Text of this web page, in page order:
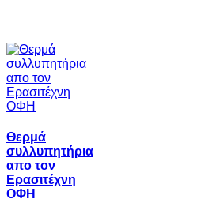
Θερμά
συλλυπητήρια
απο τον
Ερασιτέχνη
ΟΦΗ